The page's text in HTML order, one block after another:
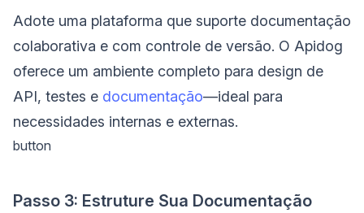
Adote uma plataforma que suporte documentação
colaborativa e com controle de versão. O Apidog
oferece um ambiente completo para design de
API, testes e documentação—ideal para
necessidades internas e externas.
button
Passo 3: Estruture Sua Documentação